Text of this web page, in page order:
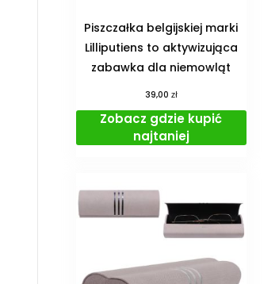
Piszczałka belgijskiej marki
Lilliputiens to aktywizująca
zabawka dla niemowląt
39,00 zł
Zobacz gdzie kupić
najtaniej